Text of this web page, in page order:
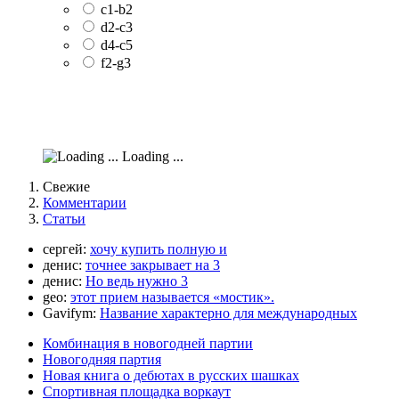
c1-b2
d2-c3
d4-c5
f2-g3
Loading ...
Свежие
Комментарии
Статьи
сергей: хочу купить полную и
денис: точнее закрывает на 3
денис: Но ведь нужно 3
geo: этот прием называется «мостик».
Gavifym: Название характерно для международных
Комбинация в новогодней партии
Новогодняя партия
Новая книга о дебютах в русских шашках
Спортивная площадка воркаут